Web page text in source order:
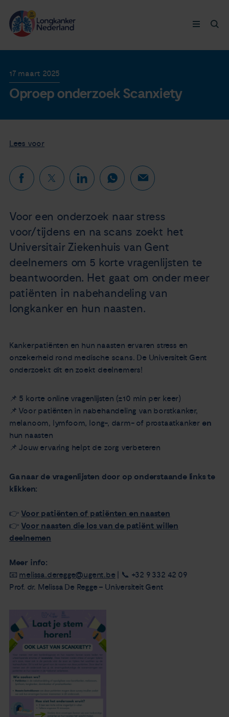
Doneer nu
Nieuws
Agenda
Over ons
Contact
Longkanker
Leven met
Steun ons
17 maart 2025
Oproep onderzoek Scanxiety
Lees voor
Voor een onderzoek naar stress
voor/tijdens en na scans zoekt het
Universitair Ziekenhuis van Gent
deelnemers om 5 korte vragenlijsten te
beantwoorden. Het gaat om onder meer
patiënten in nabehandeling van
longkanker en hun naasten.
Kankerpatiënten en hun naasten ervaren stress en
onzekerheid rond medische scans. De Universiteit Gent
onderzoekt dit en zoekt deelnemers!
📌 5 korte online vragenlijsten (±10 min per keer)
📌 Voor patiënten in nabehandeling van borstkanker,
melanoom, lymfoom, long-, darm- of prostaatkanker en
hun naasten
📌 Jouw ervaring helpt de zorg verbeteren
Ga naar de vragenlijsten door op onderstaande links te
klikken:
👉 Voor patiënten of patiënten en naasten
👉 Voor naasten die los van de patiënt willen
deelnemen
Meer info:
📧 melissa.deregge@ugent.be | 📞 +32 9 332 42 09
Prof. dr. Melissa De Regge – Universiteit Gent